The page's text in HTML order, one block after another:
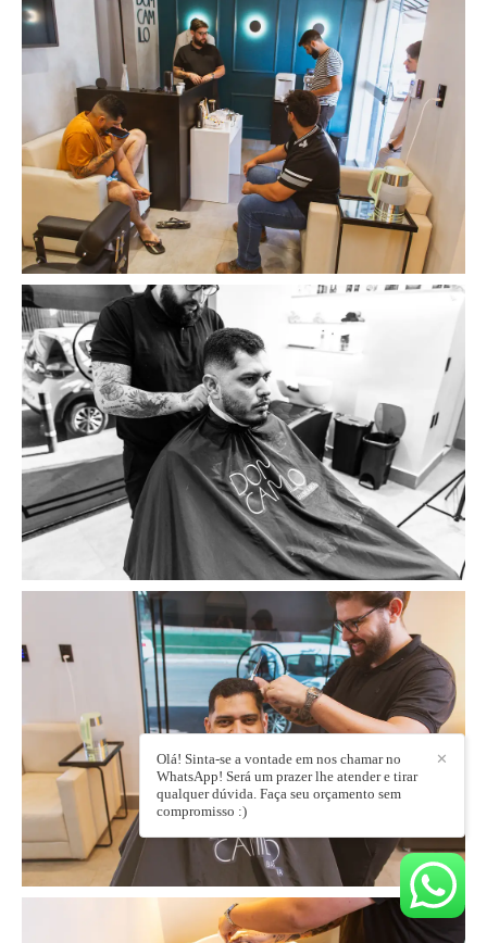
✕
Olá! Sinta-se a vontade em nos chamar no
WhatsApp! Será um prazer lhe atender e tirar
qualquer dúvida. Faça seu orçamento sem
compromisso :)